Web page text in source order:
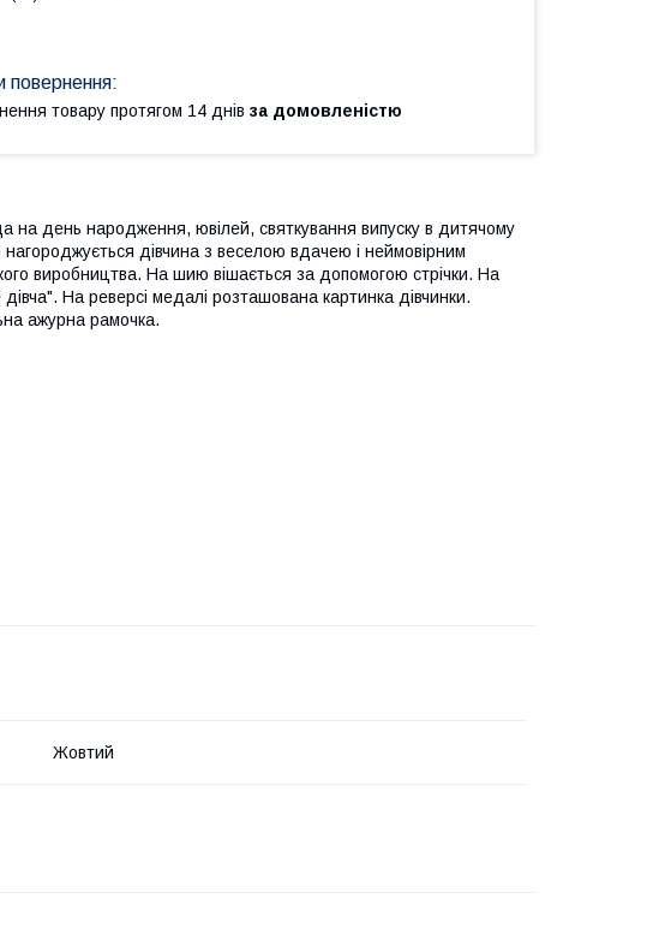
товару протягом 14 днів за домовленістю
на день народження, ювілей, святкування випуску в дитячому
дівчина з веселою вдачею і неймовірним
виробництва. На шию вішається за допомогою стрічки. На
На реверсі медалі розташована картинка дівчинки.
ажурна рамочка.
Жовтий